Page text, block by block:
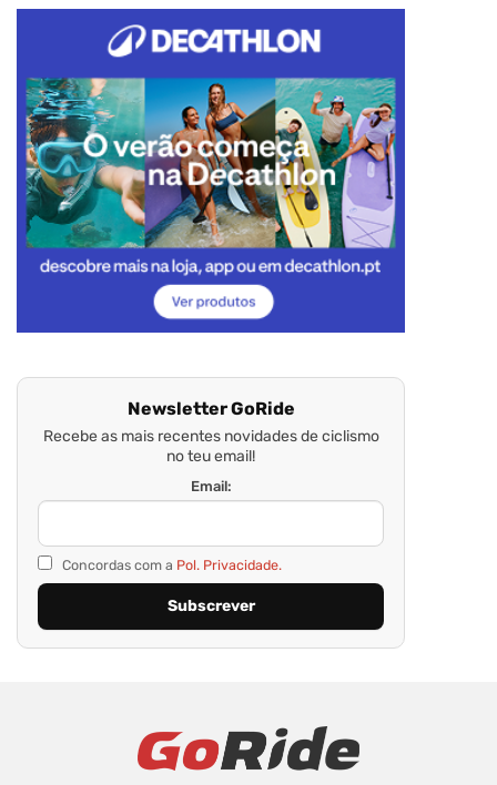
Newsletter GoRide
Recebe as mais recentes novidades de ciclismo
no teu email!
Email:
Concordas com a Pol. Privacidade.